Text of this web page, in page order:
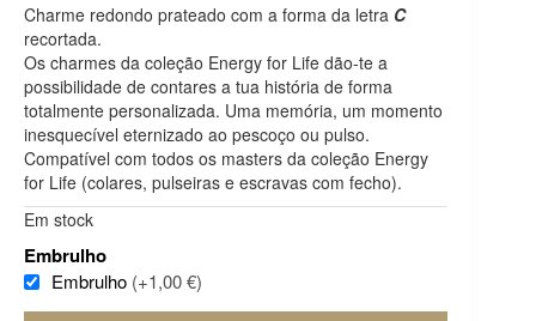
Charme redondo prateado com a forma da letra C
recortada.
Os charmes da coleção Energy for Life dão-te a
possibilidade de contares a tua história de forma
totalmente personalizada. Uma memória, um momento
inesquecível eternizado ao pescoço ou pulso.
Compatível com todos os masters da coleção Energy
for Life (colares, pulseiras e escravas com fecho).
Em stock
Embrulho
Embrulho (+1,00 €)